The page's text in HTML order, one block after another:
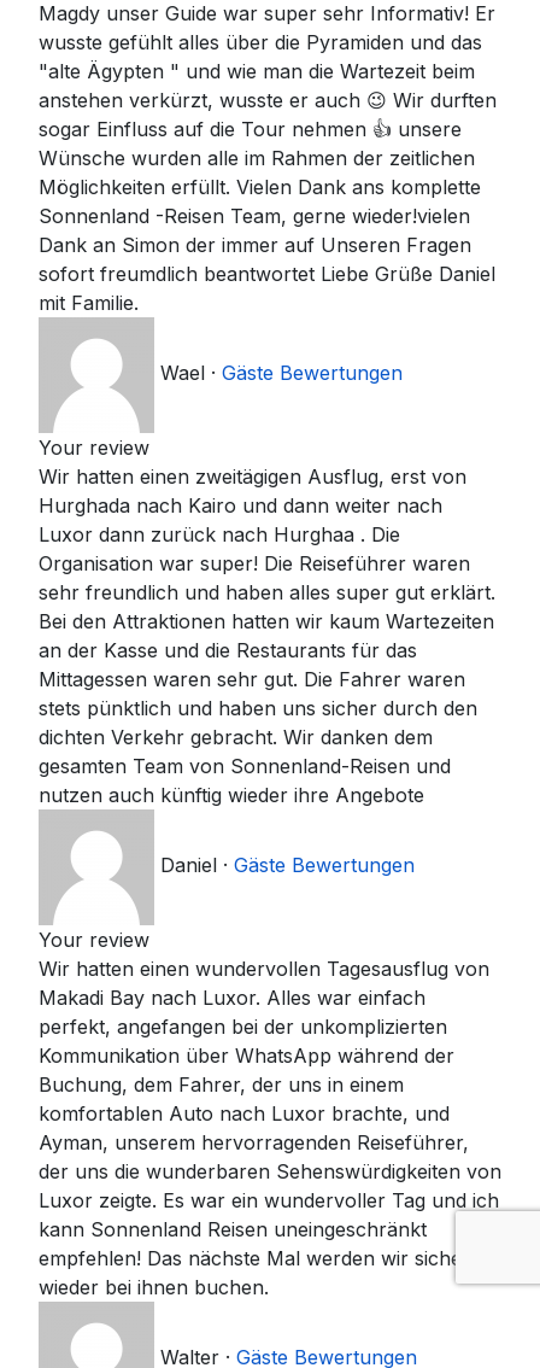
Magdy unser Guide war super sehr Informativ! Er
wusste gefühlt alles über die Pyramiden und das
"alte Ägypten " und wie man die Wartezeit beim
anstehen verkürzt, wusste er auch 😉 Wir durften
sogar Einfluss auf die Tour nehmen 👍 unsere
Wünsche wurden alle im Rahmen der zeitlichen
Möglichkeiten erfüllt. Vielen Dank ans komplette
Sonnenland -Reisen Team, gerne wieder!vielen
Dank an Simon der immer auf Unseren Fragen
sofort freumdlich beantwortet Liebe Grüße Daniel
mit Familie.
Wael · Gäste Bewertungen
Your review
Wir hatten einen zweitägigen Ausflug, erst von
Hurghada nach Kairo und dann weiter nach
Luxor dann zurück nach Hurghaa . Die
Organisation war super! Die Reiseführer waren
sehr freundlich und haben alles super gut erklärt.
Bei den Attraktionen hatten wir kaum Wartezeiten
an der Kasse und die Restaurants für das
Mittagessen waren sehr gut. Die Fahrer waren
stets pünktlich und haben uns sicher durch den
dichten Verkehr gebracht. Wir danken dem
gesamten Team von Sonnenland-Reisen und
nutzen auch künftig wieder ihre Angebote
Daniel · Gäste Bewertungen
Your review
Wir hatten einen wundervollen Tagesausflug von
Makadi Bay nach Luxor. Alles war einfach
perfekt, angefangen bei der unkomplizierten
Kommunikation über WhatsApp während der
Buchung, dem Fahrer, der uns in einem
komfortablen Auto nach Luxor brachte, und
Ayman, unserem hervorragenden Reiseführer,
der uns die wunderbaren Sehenswürdigkeiten von
Luxor zeigte. Es war ein wundervoller Tag und ich
kann Sonnenland Reisen uneingeschränkt
empfehlen! Das nächste Mal werden wir sicherlich
wieder bei ihnen buchen.
Walter · Gäste Bewertungen